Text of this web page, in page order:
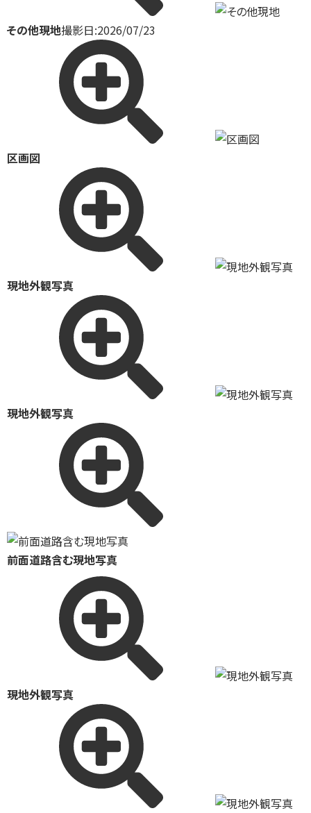
その他現地撮影日:2026/07/23
区画図
現地外観写真
現地外観写真
前面道路含む現地写真
現地外観写真